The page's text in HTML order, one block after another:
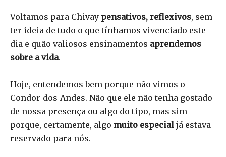
Voltamos para Chivay pensativos, reflexivos, sem
ter ideia de tudo o que tínhamos vivenciado este
dia e quão valiosos ensinamentos aprendemos
sobre a vida.
Hoje, entendemos bem porque não vimos o
Condor-dos-Andes. Não que ele não tenha gostado
de nossa presença ou algo do tipo, mas sim
porque, certamente, algo muito especial já estava
reservado para nós.